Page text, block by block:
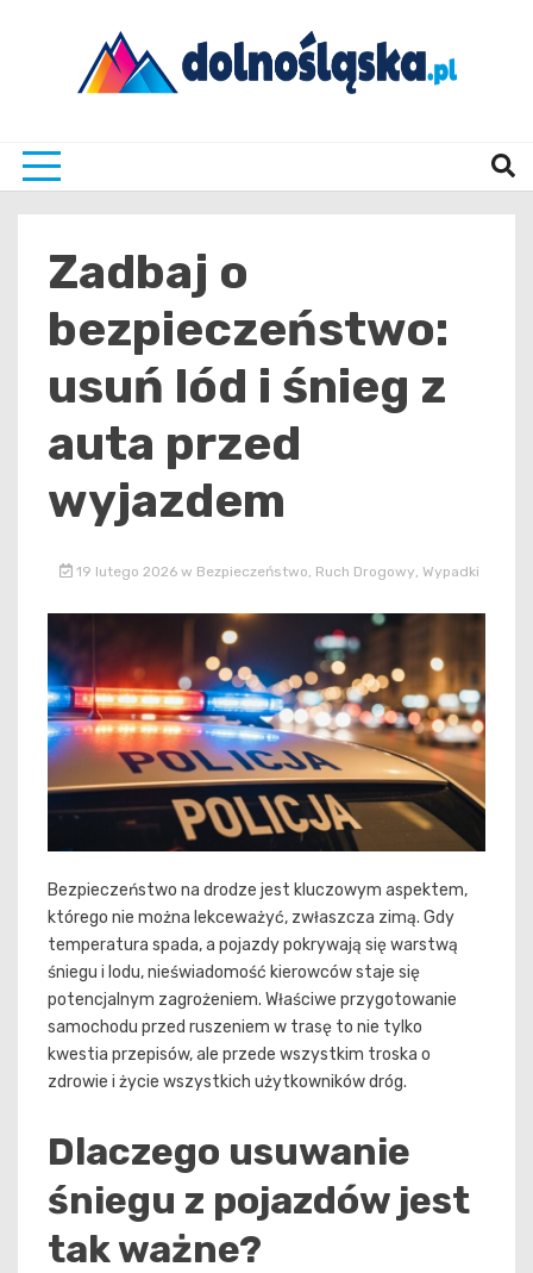
Zadbaj o
bezpieczeństwo:
usuń lód i śnieg z
auta przed
wyjazdem
19 lutego 2026 w Bezpieczeństwo Ruch Drogowy Wypadki
Bezpieczeństwo na drodze jest kluczowym aspektem,
którego nie można lekceważyć, zwłaszcza zimą. Gdy
temperatura spada, a pojazdy pokrywają się warstwą
śniegu i lodu, nieświadomość kierowców staje się
potencjalnym zagrożeniem. Właściwe przygotowanie
samochodu przed ruszeniem w trasę to nie tylko
kwestia przepisów, ale przede wszystkim troska o
zdrowie i życie wszystkich użytkowników dróg.
Dlaczego usuwanie
śniegu z pojazdów jest
tak ważne?